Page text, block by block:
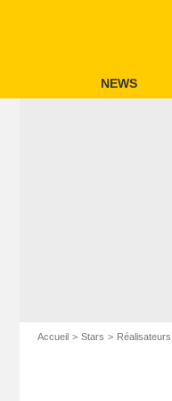
NEWS
Accueil Stars Réalisateurs